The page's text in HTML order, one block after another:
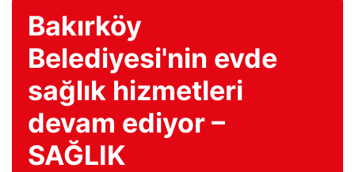
Bakırköy
Belediyesi'nin evde
sağlık hizmetleri
devam ediyor –
SAĞLIK